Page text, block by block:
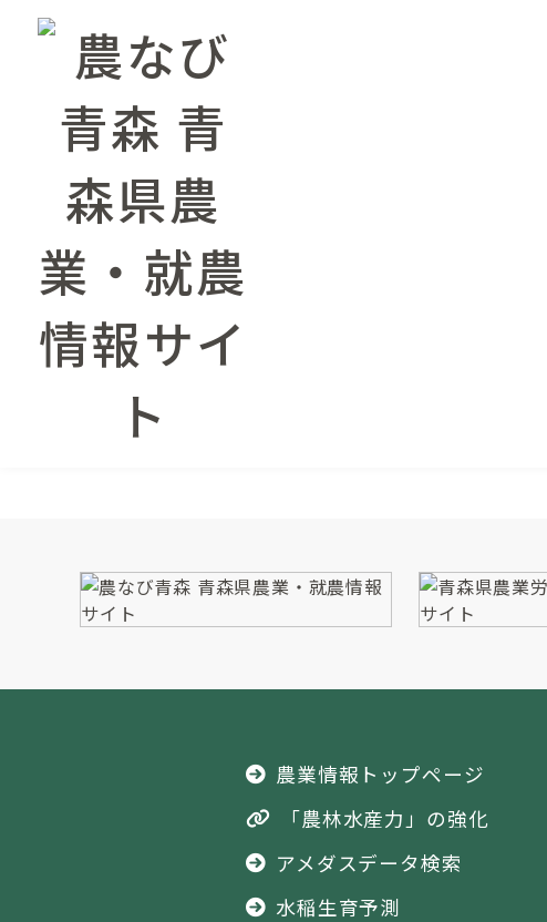
農業情報トップページ
農業情報 水稲
該当する記事はございませんでした。
農業情報トップページ
「農林水産力」の強化
アメダスデータ検索
水稲生育予測